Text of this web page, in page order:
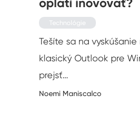
Technológie
Tešíte sa na
klasický Outlook pre
prejsť…
Noemi Maniscalco